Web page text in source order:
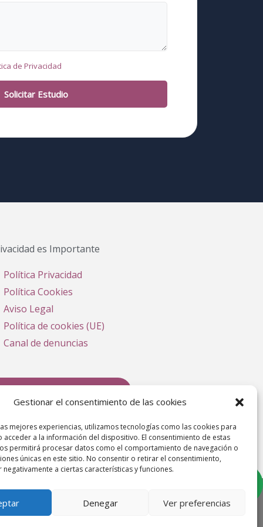
Gestionar el consentimiento de las cookies
mejores experiencias, utilizamos tecnologías como las cookies para
acceder a la información del dispositivo. El consentimiento de estas
permitirá procesar datos como el comportamiento de navegación o
únicas en este sitio. No consentir o retirar el consentimiento,
a ciertas características y funciones.
Denegar Ver preferencias
de Privacidad
Solicitar Estudio
es Importante
Política Privacidad
Política Cookies
Aviso Legal
Política de cookies (UE)
Canal de denuncias